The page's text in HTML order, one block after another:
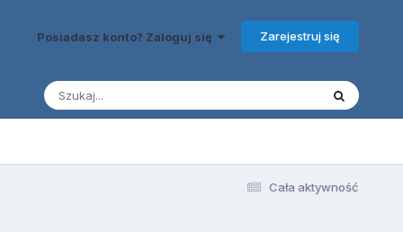
Posiadasz konto? Zaloguj się Zarejestruj się
Cała aktywność